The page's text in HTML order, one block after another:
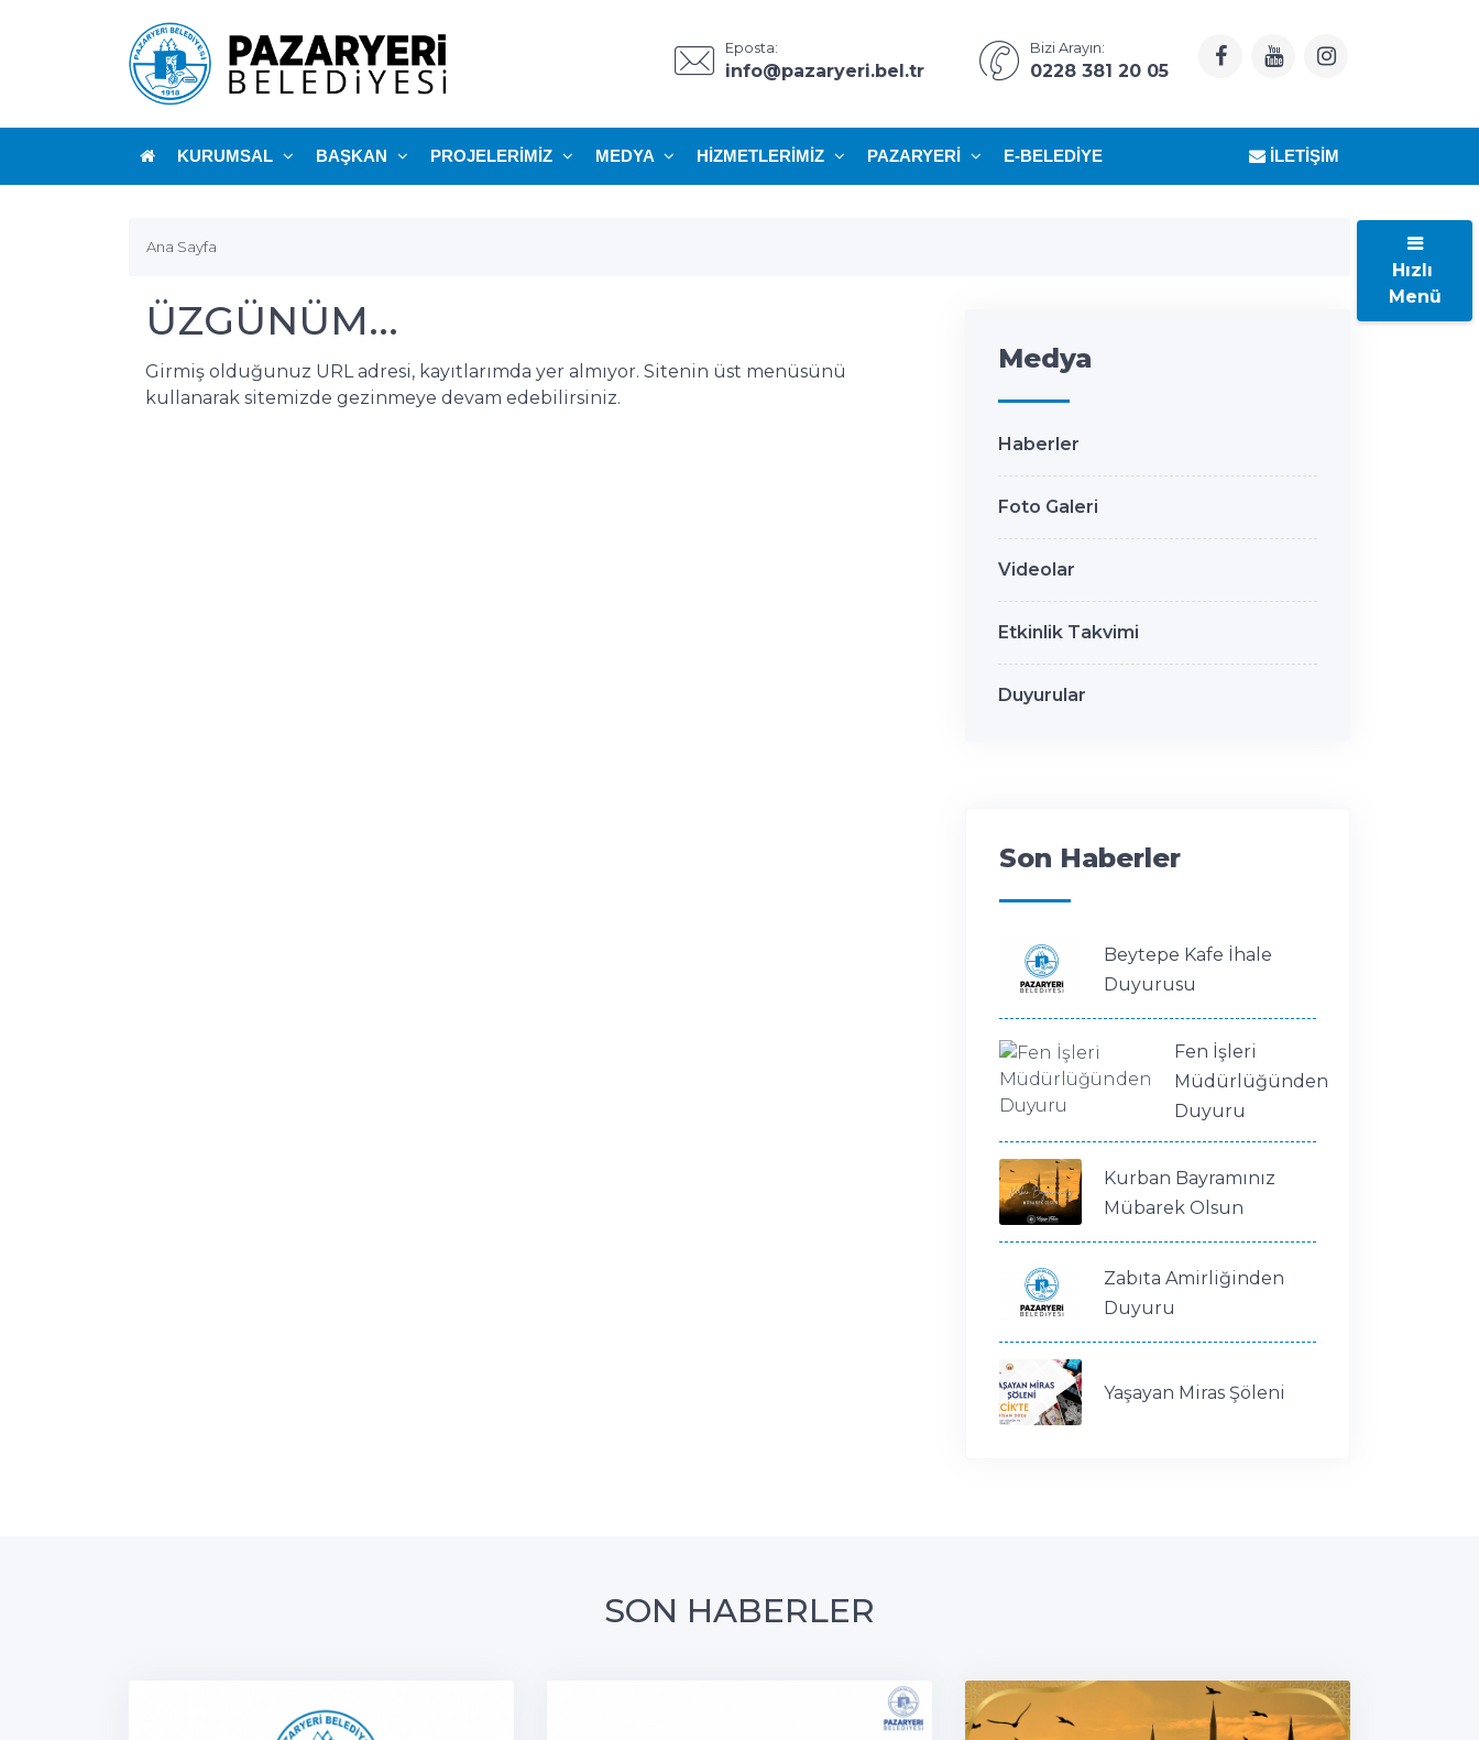
Eposta:
info@pazaryeri.bel.tr
Bizi Arayın:
0228 381 20 05
KURUMSAL BAŞKAN PROJELERIMIZ MEDYA HIZMETLERIMIZ PAZARYERI E-BELEDIYE İLETIŞIM
Ana Sayfa
ÜZGÜNÜM...
Girmiş olduğunuz URL adresi, kayıtlarımda yer almıyor. Sitenin üst menüsünü
kullanarak sitemizde gezinmeye devam edebilirsiniz.
Medya
Haberler
Foto Galeri
Videolar
Etkinlik Takvimi
Duyurular
Son Haberler
Beytepe Kafe İhale
Duyurusu
Fen İşleri
Müdürlüğünden
Duyuru
Kurban Bayramınız
Mübarek Olsun
Zabıta Amirliğinden
Duyuru
Yaşayan Miras Şöleni
SON HABERLER
Hızlı
Menü